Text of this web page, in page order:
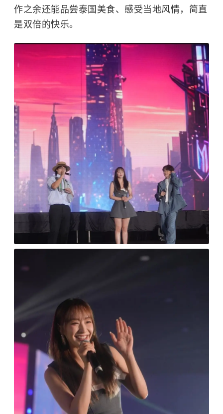
作之余还能品尝泰国美食、感受当地风情，简直
是双倍的快乐。